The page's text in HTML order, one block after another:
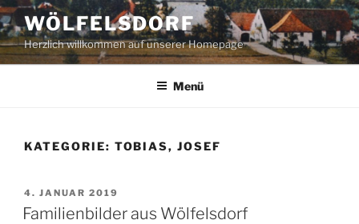
Zum
Inhalt
springen
WÖLFELSDORF
Herzlich willkommen auf unserer Homepage
Menü
KATEGORIE: TOBIAS, JOSEF
VERÖFFENTLICHT
AM
4. JANUAR 2019
Familienbilder aus Wölfelsdorf